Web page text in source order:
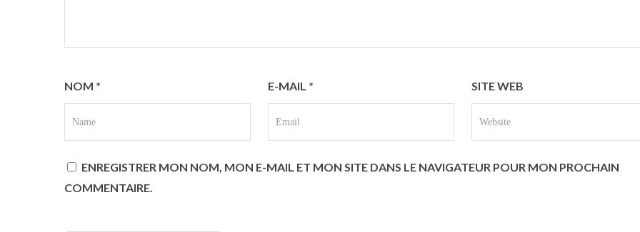
NOM * E-MAIL * SITE WEB
ENREGISTRER MON NOM, MON E-MAIL ET MON SITE DANS LE NAVIGATEUR POUR MON PROCHAIN
COMMENTAIRE.